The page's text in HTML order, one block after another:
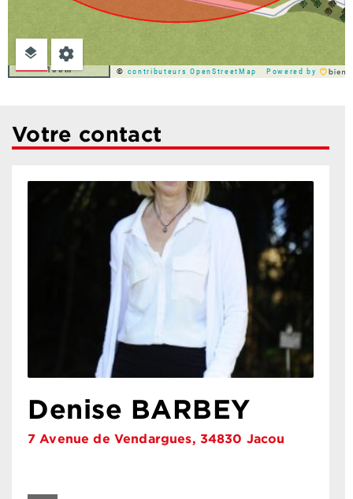
100m © contributeurs OpenStreetMap Powered by
Votre contact
Denise BARBEY
7 Avenue de Vendargues, 34830 Jacou